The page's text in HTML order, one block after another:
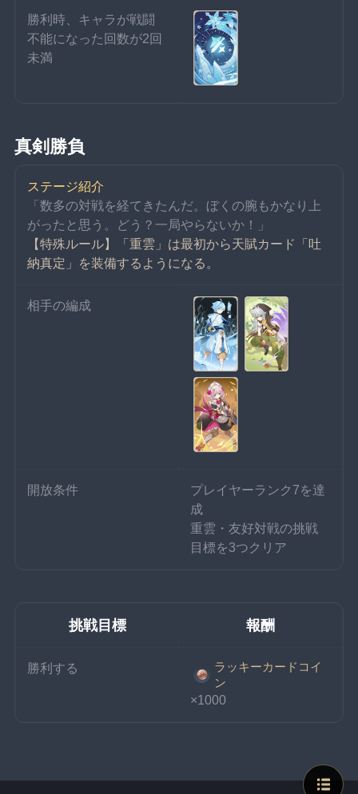
勝利時、キャラが戦闘
不能になった回数が2回
未満
真剣勝負
ステージ紹介
「数多の対戦を経てきたんだ。ぼくの腕もかなり上
がったと思う。どう？一局やらないか！」
【特殊ルール】「重雲」は最初から天賦カード「吐
納真定」を装備するようになる。
相手の編成
開放条件
プレイヤーランク7を達
成
重雲・友好対戦の挑戦
目標を3つクリア
挑戦目標 報酬
勝利する
ラッキーカードコイ
ン
×1000